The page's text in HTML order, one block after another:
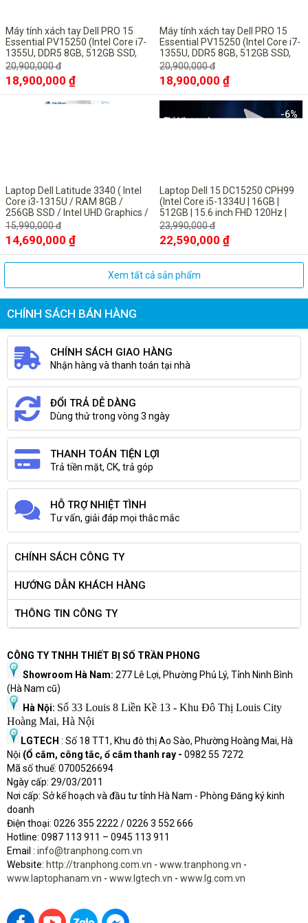
Máy tính xách tay Dell PRO 15
Essential PV15250 (Intel Core i7-
1355U, DDR5 8GB, 512GB SSD,
15.6" FHD, UBUNTU Black)
20,900,000 đ
18,900,000 ₫
Máy tính xách tay Dell PRO 15
Essential PV15250 (Intel Core i7-
1355U, DDR5 8GB, 512GB SSD,
15.6" FHD, UBUNTU Black)
20,900,000 đ
18,900,000 ₫
Laptop Dell Latitude 3340 ( Intel
Core i3-1315U / RAM 8GB /
256GB SSD / Intel UHD Graphics /
13.3inch FHD / Win11 Pro/ Titan
Gray
15,990,000 đ
14,690,000 ₫
Laptop Dell 15 DC15250 CPH99
(Intel Core i5-1334U | 16GB |
512GB | 15.6 inch FHD 120Hz |
Win 11 | Microsoft Office Home
2024 + Microsoft 365 basic bản
quyền vĩnh viễn| Bạc)
23,990,000 đ
22,590,000 ₫
-6%
Xem tất cả sản phẩm
CHÍNH SÁCH BÁN HÀNG
CHÍNH SÁCH GIAO HÀNG
Nhận hàng và thanh toán tại nhà
ĐỔI TRẢ DỄ DÀNG
Dùng thử trong vòng 3 ngày
THANH TOÁN TIỆN LỢI
Trả tiền mặt, CK, trả góp
HỖ TRỢ NHIỆT TÌNH
Tư vấn, giải đáp mọi thắc mắc
CHÍNH SÁCH CÔNG TY
HƯỚNG DẪN KHÁCH HÀNG
THÔNG TIN CÔNG TY
CÔNG TY TNHH THIẾT BỊ SỐ TRẦN PHONG
Showroom Hà Nam: 277 Lê Lợi, Phường Phủ Lý, Tỉnh Ninh Bình
(Hà Nam cũ)
Hà Nội: Số 33 Louis 8 Liền Kề 13 - Khu Đô Thị Louis City
Hoàng Mai, Hà Nội
LGTECH : Số 18 TT1, Khu đô thị Ao Sào, Phường Hoàng Mai, Hà
Nội (Ổ cắm, công tắc, ổ cắm thanh ray - 0982 55 7272
Mã số thuế: 0700526694
Ngày cấp: 29/03/2011
Nơi cấp: Sở kế hoạch và đầu tư tỉnh Hà Nam - Phòng Đăng ký kinh
doanh
Điện thoại: 0226 355 2222 / 0226 3 552 666
Hotine: 0987 113 911 – 0945 113 911
Email : info@tranphong.com.vn
Website: http://tranphong.com.vn - www.tranphong.vn -
www.laptophanam.vn - www.lgtech.vn - www.lg.com.vn